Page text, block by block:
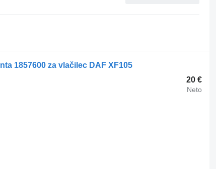
1857600 za vlačilec DAF XF105
20 €
Neto